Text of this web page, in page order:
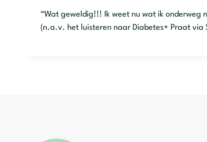
“Wat geweldig!!! Ik weet nu wat ik onderweg
(n.a.v. het luisteren naar Diabetes+ Praat via